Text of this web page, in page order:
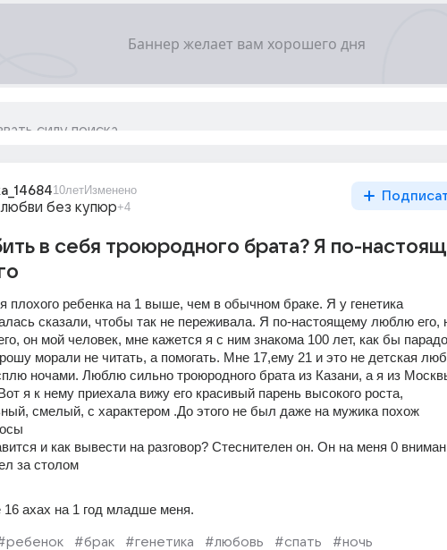
10летИзменено
без купюр+4
в себя троюродного брата? Я по-
плохого ребенка на 1 выше, чем в обычном браке. Я у генетика
сказали, чтобы так не переживала. Я по-настоящему люблю его,
он мой человек, мне кажется я с ним знакома 100 лет, как бы
морали не читать, а помогать. Мне 17,ему 21 и это не детская
ночами. Люблю сильно троюродного брата из Казани, а я из
я к нему приехала вижу его красивый парень высокого роста,
смелый, с характером .До этого не был даже на мужика похож
и как вывести на разговор? Стеснителен он. Он на меня 0
за столом
16 ахах на 1 год младше меня.
#брак #генетика #любовь #спать #ночь